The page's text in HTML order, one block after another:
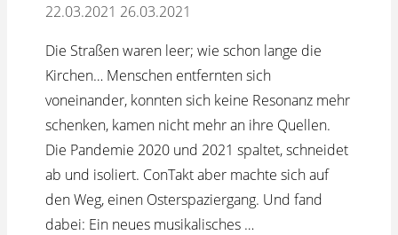
22.03.2021 26.03.2021
Die Straßen waren leer; wie schon lange die
Kirchen… Menschen entfernten sich
voneinander, konnten sich keine Resonanz mehr
schenken, kamen nicht mehr an ihre Quellen.
Die Pandemie 2020 und 2021 spaltet, schneidet
ab und isoliert. ConTakt aber machte sich auf
den Weg, einen Osterspaziergang. Und fand
dabei: Ein neues musikalisches …